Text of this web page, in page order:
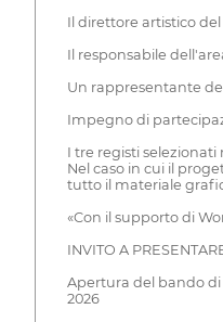
Il direttore artistico del
Il responsabile
Un rappresentante
Impegno di
I tre registi
Nel caso in cui il
tutto il materiale
«Con il supporto di
INVITO A
Apertura del bando di
2026